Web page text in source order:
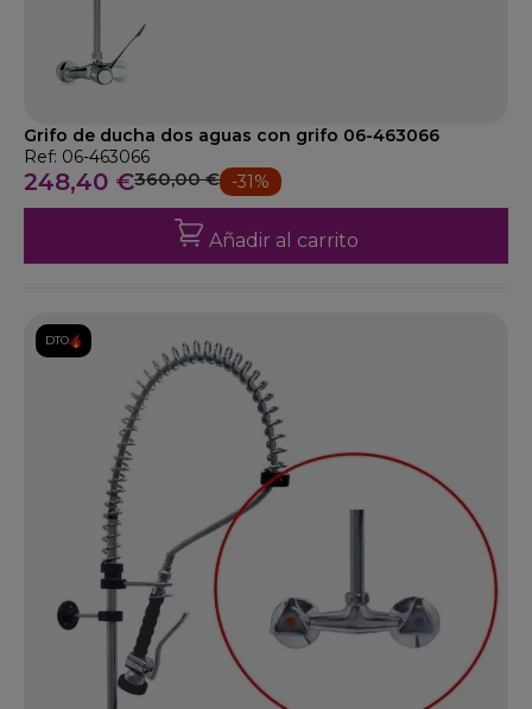
Grifo de ducha dos aguas con grifo 06-463066
Ref: 06-463066
248,40 €360,00 € -31%
Añadir al carrito
DTO.